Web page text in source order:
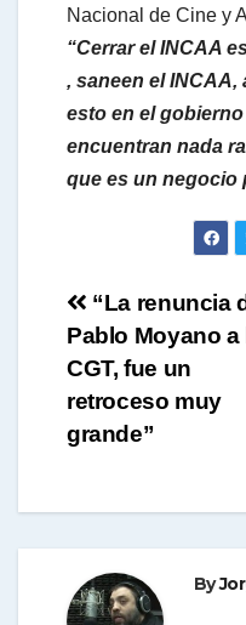
p
Nacional de Cine y
“Cerrar el INCAA
, saneen el
esto en el
encuentran nada
que es un negocio
de
entradas
“La renuncia
Pablo Moyano a
CGT, fue un
retroceso muy
grande”
By